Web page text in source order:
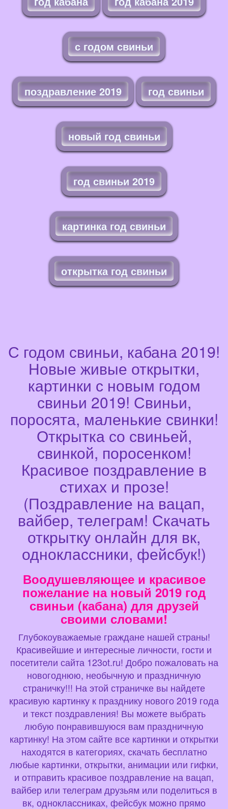
с годом свиньи
поздравление 2019 год свиньи
новый год свиньи
год свиньи 2019
картинка год свиньи
открытка год свиньи
С годом свиньи, кабана 2019!
Новые живые открытки,
картинки с новым годом
свиньи 2019! Свиньи,
поросята, маленькие свинки!
Открытка со свиньей,
свинкой, поросенком!
Красивое поздравление в
стихах и прозе!
(Поздравление на вацап,
вайбер, телеграм! Скачать
открытку онлайн для вк,
одноклассники, фейсбук!)
Воодушевляющее и красивое
пожелание на новый 2019 год
свиньи (кабана) для друзей
своими словами!
Глубокоуважаемые граждане нашей страны!
Красивейшие и интересные личности, гости и
посетители сайта 123ot.ru! Добро пожаловать на
новогоднюю, необычную и праздничную
страничку!!! На этой страничке вы найдете
красивую картинку к празднику нового 2019 года
и текст поздравления! Вы можете выбрать
любую понравившуюся вам праздничную
картинку! На этом сайте все картинки и открытки
находятся в категориях, скачать бесплатно
любые картинки, открытки, анимации или гифки,
и отправить красивое поздравление на вацап,
вайбер или телеграм друзьям или поделиться в
вк, одноклассниках, фейсбук можно прямо